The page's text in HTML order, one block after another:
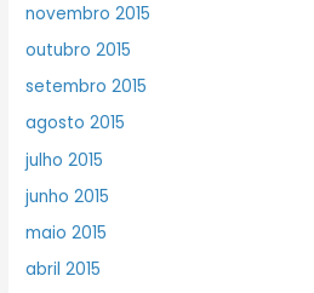
novembro 2015
outubro 2015
setembro 2015
agosto 2015
julho 2015
junho 2015
maio 2015
abril 2015